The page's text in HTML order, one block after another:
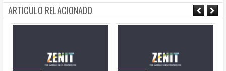
ARTICULO RELACIONADO